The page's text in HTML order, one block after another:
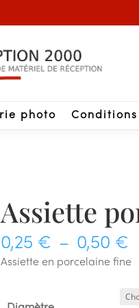
photo
Assiette
0,25 € – 0,50 €
Assiette en porcelaine fine